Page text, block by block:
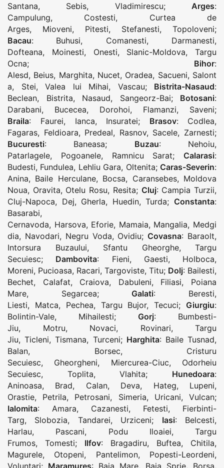
Santana, Sebis, Vladimirescu; Arges:
Campulung, Costesti, Curtea de
Arges, Mioveni, Pitesti, Stefanesti, Topoloveni;
Bacau: Buhusi, Comanesti, Darmanesti,
Dofteana, Moinesti, Onesti, Slanic-Moldova, Targu
Ocna; Bihor:
Alesd, Beius, Marghita, Nucet, Oradea, Sacueni, Salont
a, Stei, Valea lui Mihai, Vascau; Bistrita-Nasaud:
Beclean, Bistrita, Nasaud, Sangeorz-Bai; Botosani:
Darabani, Bucecea, Dorohoi, Flamanzi, Saveni;
Braila: Faurei, Ianca, Insuratei; Brasov: Codlea,
Fagaras, Feldioara, Predeal, Rasnov, Sacele, Zarnesti;
Bucuresti: Baneasa; Buzau: Nehoiu,
Patarlagele, Pogoanele, Ramnicu Sarat; Calarasi:
Budesti, Fundulea, Lehliu Gara, Oltenita; Caras-Severin:
Anina, Baile Herculane, Bocsa, Caransebes, Moldova
Noua, Oravita, Otelu Rosu, Resita; Cluj: Campia Turzii,
Cluj-Napoca, Dej, Gherla, Huedin,Turda; Constanta:
Basarabi,
Cernavoda, Harsova, Eforie, Mamaia, Mangalia, Medgi
dia, Navodari, Negru Voda, Ovidiu; Covasna: Baraolt,
Intorsura Buzaului, Sfantu Gheorghe, Targu
Secuiesc; Dambovita: Fieni, Gaesti, Holboca,
Moreni, Pucioasa, Racari, Targoviste, Titu; Dolj: Bailesti,
Bechet, Calafat, Craiova, Dabuleni, Filiasi, Poiana
Mare, Segarcea; Galati: Beresti,
Liesti, Matca, Pechea, Targu Bujor,Tecuci; Giurgiu:
Bolintin-Vale, Mihailesti; Gorj: Bumbesti-
Jiu, Motru, Novaci, Rovinari, Targu
Jiu,Ticleni,Tismana, Turceni; Harghita: Baile Tusnad,
Balan, Borsec, Cristuru
Secuiesc, Gheorgheni, Miercurea-Ciuc, Odorheiu
Secuiesc, Toplita,Vlahita; Hunedoara:
Aninoasa, Brad, Calan, Deva, Hateg, Lupeni,
Orastie, Petrila, Petrosani, Simeria, Uricani,Vulcan;
Ialomita: Amara, Cazanesti, Fetesti, Fierbinti-
Targ, Slobozia, Tandarei, Urziceni; Iasi: Belcesti,
Harlau, Pascani, Podu Iloaiei, Targu
Frumos, Tomesti; Ilfov: Bragadiru, Buftea, Chitila,
Magurele, Otopeni, Pantelimon, Popesti-Leordeni,
Voluntari; Maramures: Baia Mare, Baia Sprie, Borsa,